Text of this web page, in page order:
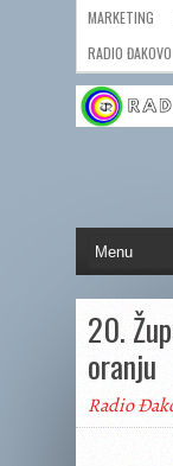
MARKETING
RADIO ĐAKOVO
20.
oranju
Radio